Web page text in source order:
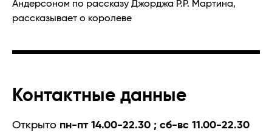
Андерсоном по рассказу Джорджа Р.Р. Мартина,
рассказывает о королеве
Контактные данные
Открыто пн-пт 14.00-22.30 ; сб-вс 11.00-22.30